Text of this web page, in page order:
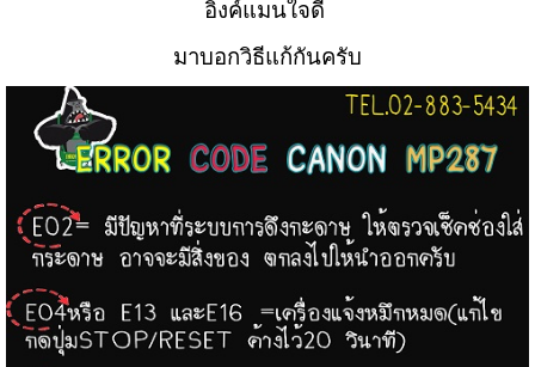
อิงค์แมนใจดี
มาบอกวิธีแก้กันครับ